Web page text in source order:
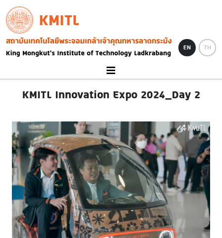
Skip to main content
KMITL
Image
EN TH
KMITL Innovation Expo 2024_Day 2